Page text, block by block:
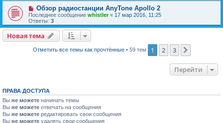
Обзор радиостанции AnyTone Apollo 2
Последнее сообщение whistler« 17 мар 2016, 11:25
Ответы: 3
Новая тема
Отметить все темы как прочтённые• 59 тем 1 2 3
Перейти
ПРАВА ДОСТУПА
Вы не можете начинать темы
Вы не можете отвечать на сообщения
Вы не можете редактировать свои сообщения
Вы не можете удалять свои сообщения